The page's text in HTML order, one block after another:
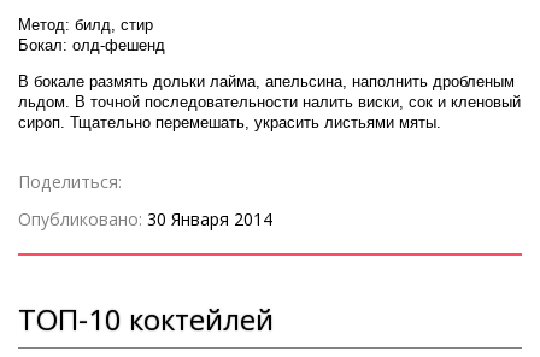
Метод: билд, стир
Бокал: олд-фешенд
В бокале размять дольки лайма, апельсина, наполнить дробленым
льдом. В точной последовательности налить виски, сок и кленовый
сироп. Тщательно перемешать, украсить листьями мяты.
Поделиться:
Опубликовано: 30 Января 2014
ТОП-10 коктейлей